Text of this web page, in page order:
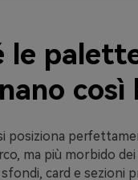
le
così
posiziona
ma più morbido
card e sezioni